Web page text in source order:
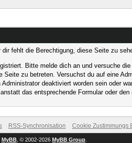
fehlt die Berechtigung, diese Seite zu
Bitte melde dich an und versuche
Seite zu betreten. Versuchst du auf eine
deaktiviert worden sein oder
das entsprechende Formular oder
RSS-Synchronisation Cookie Zustimmungs
MyBB, © 2002-2026 MyBB Group.